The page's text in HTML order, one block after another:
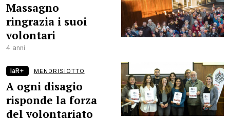
Massagno
ringrazia i suoi
volontari
4 anni
laR+ MENDRISIOTTO
A ogni disagio
risponde la forza
del volontariato